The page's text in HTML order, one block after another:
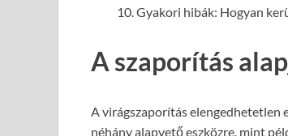
Gyakori hibák: Hogyan
A szaporítás
A virágszaporítás elengedhetetlen
néhány alapvető eszközre, mint